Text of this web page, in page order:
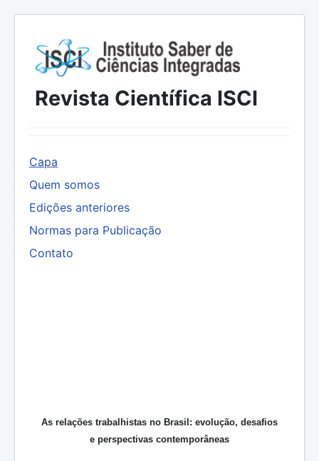
Revista Científica ISCI
Capa
Quem somos
Edições anteriores
Normas para Publicação
Contato
As relações trabalhistas no Brasil: evolução, desafios
e perspectivas contemporâneas